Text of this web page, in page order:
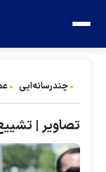
چندرسانه‌ایی
تصاویر |